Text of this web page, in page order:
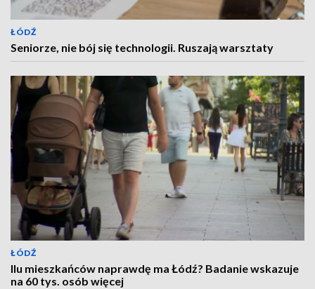
ŁÓDŹ
Seniorze, nie bój się technologii. Ruszają warsztaty
ŁÓDŹ
Ilu mieszkańców naprawdę ma Łódź? Badanie wskazuje
na 60 tys. osób więcej